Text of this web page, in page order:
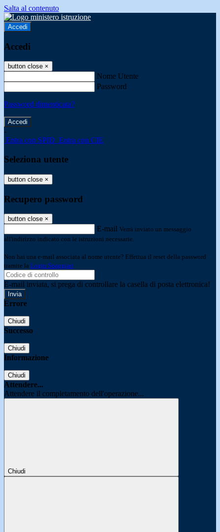
Salta al contenuto
Accedi
Accedi
button close ×
Nome Utente
Password
Password dimenticata?
-
Entra con SPID Entra con CIE
Seleziona utente
button close ×
Recupero password
button close ×
E-mail Verrà inviato un messaggio
all'indirizzo indicato con le istruzioni necessarie.
Non hai una e-mail associata al nome utente? Effettua il reset della password
tramite la Login Spaggiari
E-mail inviata, si prega di controllare la casella di posta elettronica!
Errore
Chiudi
Successo
Chiudi
Informazione
Chiudi
Attendere...
Attendere il completamento dell'operazione...
Chiudi